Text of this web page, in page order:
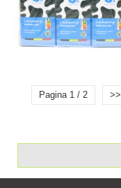
Pagina 1 / 2 >>